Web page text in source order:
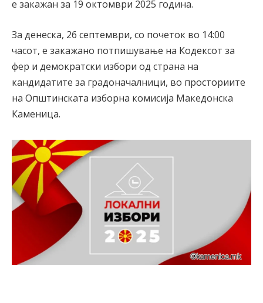
е закажан за 19 октомври 2025 година.
За денеска, 26 септември, со почеток во 14:00
часот, е закажано потпишување на Кодексот за
фер и демократски избори од страна на
кандидатите за градоначалници, во просториите
на Општинската изборна комисија Македонска
Каменица.